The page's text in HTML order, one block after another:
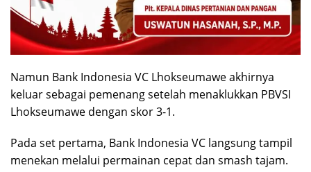
Namun Bank Indonesia VC Lhokseumawe akhirnya
keluar sebagai pemenang setelah menaklukkan PBVSI
Lhokseumawe dengan skor 3-1.
Pada set pertama, Bank Indonesia VC langsung tampil
menekan melalui permainan cepat dan smash tajam.